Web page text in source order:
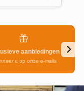
aanbiedingen
u op onze e-mails